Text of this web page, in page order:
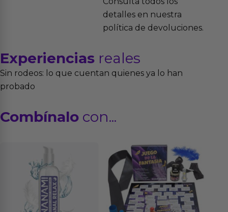
detalles en nuestra
política de devoluciones.
Experiencias reales
Sin rodeos: lo que cuentan quienes ya lo han
probado
Combínalo con...